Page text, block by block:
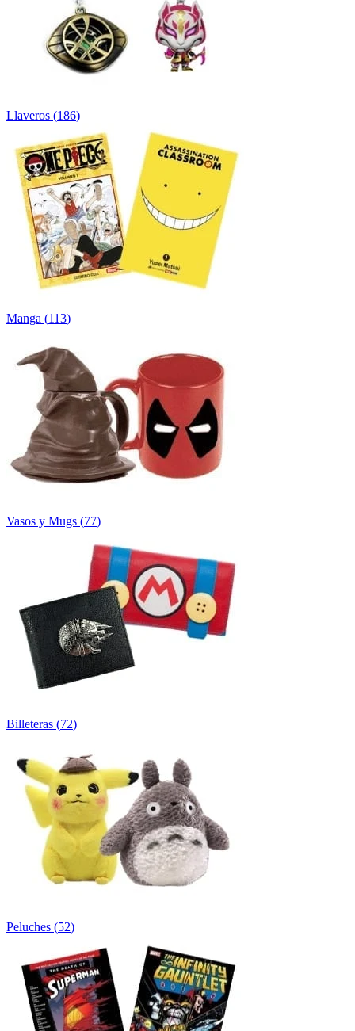
Llaveros (186)
Manga (113)
Vasos y Mugs (77)
Billeteras (72)
Peluches (52)